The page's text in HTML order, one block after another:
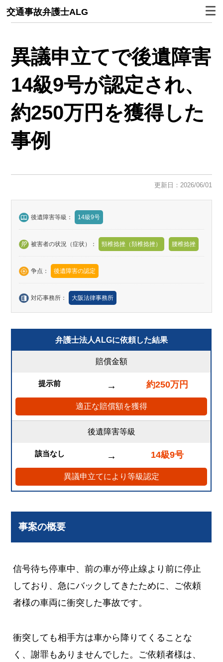
交通事故弁護士ALG
異議申立てで後遺障害
14級9号が認定され、
約250万円を獲得した
事例
更新日：2026/06/01
後遺障害等級： 14級9号
被害者の状況（症状）： 頸椎捻挫（頚椎捻挫） 腰椎捻挫
争点： 後遺障害の認定
対応事務所： 大阪法律事務所
弁護士法人ALGに依頼した結果
賠償金額
提示前 → 約250万円
適正な賠償額を獲得
後遺障害等級
該当なし → 14級9号
異議申立てにより等級認定
事案の概要
信号待ち停車中、前の車が停止線より前に停止
しており、急にバックしてきたために、ご依頼
者様の車両に衝突した事故です。
衝突しても相手方は車から降りてくることな
く、謝罪もありませんでした。ご依頼者様は、